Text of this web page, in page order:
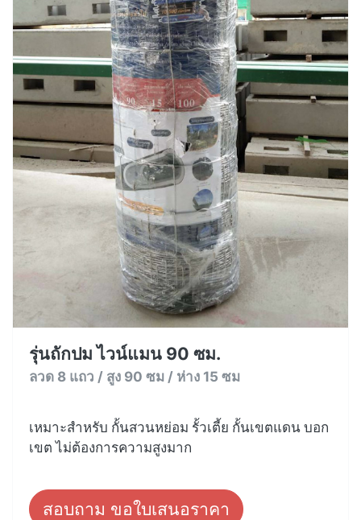
รุ่นถักปม ไวน์แมน 90 ซม.
ลวด 8 แถว / สูง 90 ซม / ห่าง 15 ซม
เหมาะสำหรับ กั้นสวนหย่อม รั้วเตี้ย กั้นเขตแดน บอก
เขต ไม่ต้องการความสูงมาก
สอบถาม ขอใบเสนอราคา